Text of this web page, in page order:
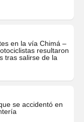
en la vía Chimá –
resultaron
tras salirse de la
se accidentó en